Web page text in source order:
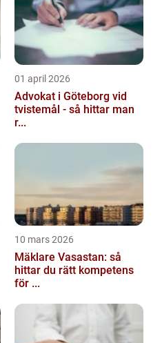
01 april 2026
Advokat i Göteborg vid
tvistemål - så hittar man
r...
10 mars 2026
Mäklare Vasastan: så
hittar du rätt kompetens
för ...